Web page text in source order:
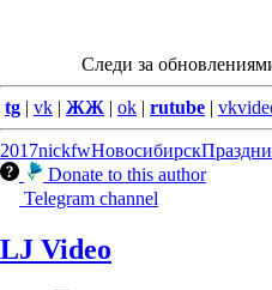
Следи за
tg | vk | ЖЖ | ok | rutube |
2017nickfwНовосибирск
Donate to this author
Telegram channel
LJ Video